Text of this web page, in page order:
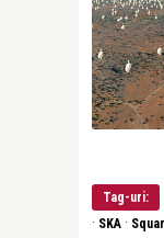
Tag-uri:
· SKA ·